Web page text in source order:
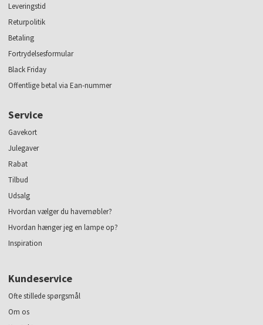
Leveringstid
Returpolitik
Betaling
Fortrydelsesformular
Black Friday
Offentlige betal via Ean-nummer
Service
Gavekort
Julegaver
Rabat
Tilbud
Udsalg
Hvordan vælger du havemøbler?
Hvordan hænger jeg en lampe op?
Inspiration
Kundeservice
Ofte stillede spørgsmål
Om os